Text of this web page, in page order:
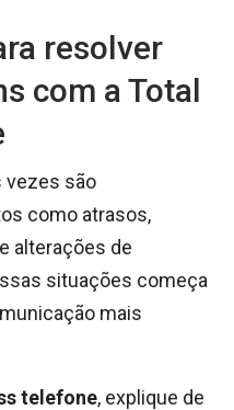
resolver
com a Total
vezes são
como atrasos,
alterações de
situações começa
mais
telefone, explique de